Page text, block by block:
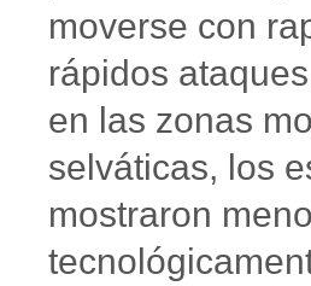
moverse con
rápidos
en las zonas
selváticas, los
mostraron